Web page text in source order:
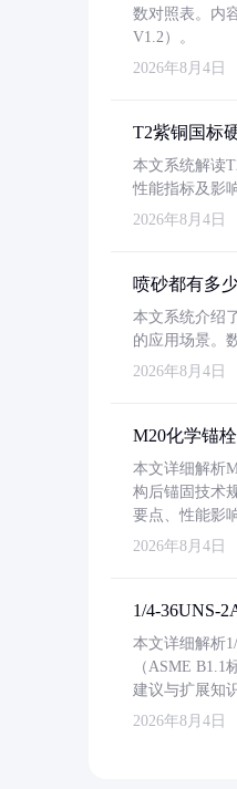
数对照表。内
V1.2）。
2026年8月4日
T2紫铜国标
本文系统解读
性能指标及影
2026年8月4日
喷砂都有多
本文系统介绍
的应用场景。
2026年8月4日
M20化学锚
本文详细解析
构后锚固技术
要点、性能影
2026年8月4日
1/4-36UNS-
本文详细解析
（ASME
建议与扩展知识
2026年8月4日